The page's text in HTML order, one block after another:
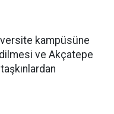
kampüsüne
ve Akçatepe